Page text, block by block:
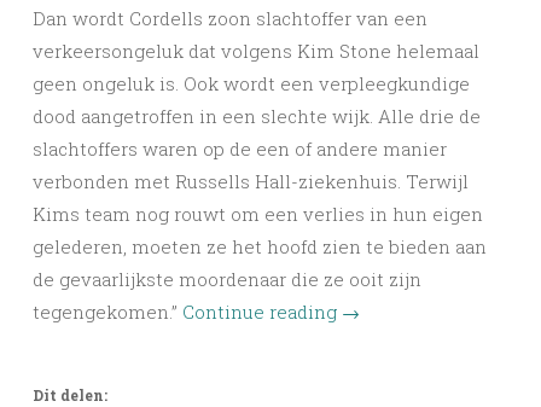
Dan wordt Cordells zoon slachtoffer van een
verkeersongeluk dat ­volgens Kim Stone helemaal
geen ongeluk is. Ook wordt een verpleegkundige
dood aangetroffen in een slechte wijk. Alle drie de
slachtoffers waren op de een of andere manier
verbonden met Russells Hall-ziekenhuis. Terwijl
Kims team nog rouwt om een verlies in hun eigen
gelederen, moeten ze het hoofd zien te bieden aan
de gevaarlijkste moordenaar die ze ooit zijn
tegengekomen.” Continue reading →
Dit delen: